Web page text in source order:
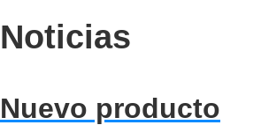
Noticias
Nuevo producto